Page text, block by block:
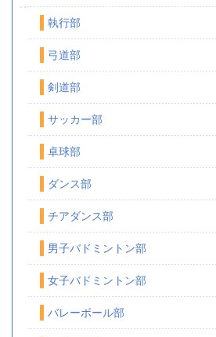
執行部
弓道部
剣道部
サッカー部
卓球部
ダンス部
チアダンス部
男子バドミントン部
女子バドミントン部
バレーボール部